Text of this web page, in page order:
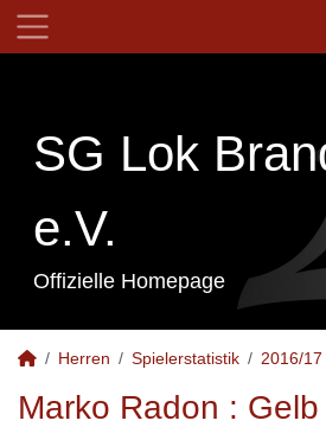
SG Lok
e.V.
Offizielle Homepage
Herren Spielerstatistik 2016/17
Marko Radon :